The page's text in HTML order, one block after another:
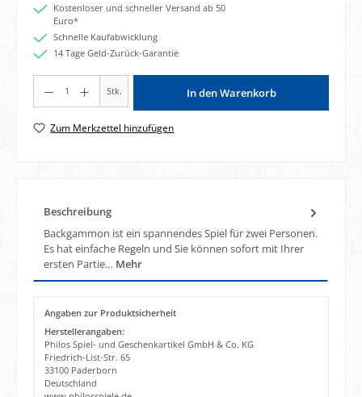
Kostenloser und schneller Versand ab 50
Euro*
Schnelle Kaufabwicklung
14 Tage Geld-Zurück-Garantie
Produkt Anzahl: Gib den gewünschten Wert ein oder benutze die Schaltflächen um
Stk. In den Warenkorb
Zum Merkzettel hinzufügen
Beschreibung
Backgammon ist ein spannendes Spiel für zwei Personen.
Es hat einfache Regeln und Sie können sofort mit Ihrer
ersten Partie… Mehr
Angaben zur Produktsicherheit
Herstellerangaben:
Philos Spiel- und Geschenkartikel GmbH & Co. KG
Friedrich-List-Str. 65
33100 Paderborn
Deutschland